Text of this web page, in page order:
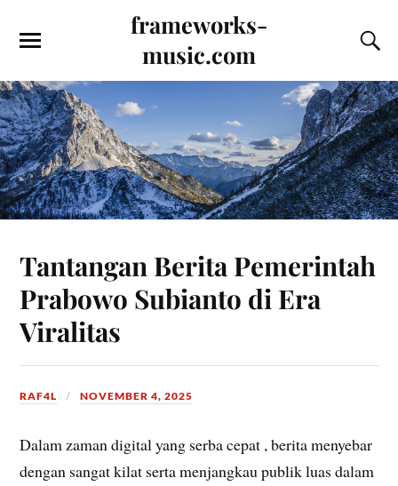
frameworks-
music.com
Tantangan Berita Pemerintah
Prabowo Subianto di Era
Viralitas
RAF4L NOVEMBER 4, 2025
Dalam zaman digital yang serba cepat , berita menyebar
dengan sangat kilat serta menjangkau publik luas dalam